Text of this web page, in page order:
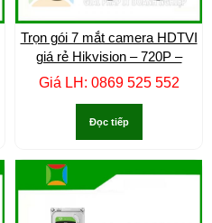
Trọn gói 7 mắt camera HDTVI
giá rẻ Hikvision – 720P –
Giá LH: 0869 525 552
Đọc tiếp